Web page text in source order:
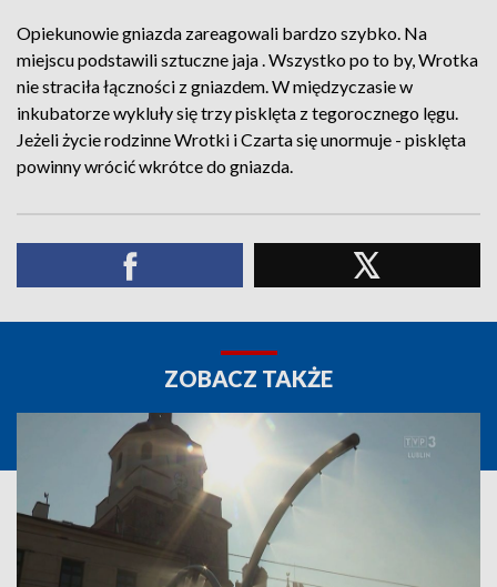
Opiekunowie gniazda zareagowali bardzo szybko. Na
miejscu podstawili sztuczne jaja . Wszystko po to by, Wrotka
nie straciła łączności z gniazdem. W międzyczasie w
inkubatorze wykluły się trzy pisklęta z tegorocznego lęgu.
Jeżeli życie rodzinne Wrotki i Czarta się unormuje - pisklęta
powinny wrócić wkrótce do gniazda.
ZOBACZ TAKŻE